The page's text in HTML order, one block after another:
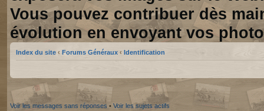
Vous pouvez contribuer dès
évolution en envoyant vos
Index du site ‹ Forums Généraux ‹ Identification
Voir les messages sans réponses • Voir les sujets actifs